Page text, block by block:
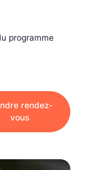
programme
rendez-
vous